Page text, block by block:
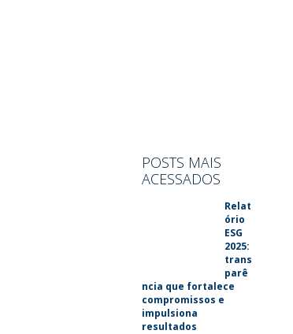
POSTS MAIS
ACESSADOS
Relat
ório
ESG
2025:
trans
parê
ncia que fortalece
compromissos e
impulsiona
resultados